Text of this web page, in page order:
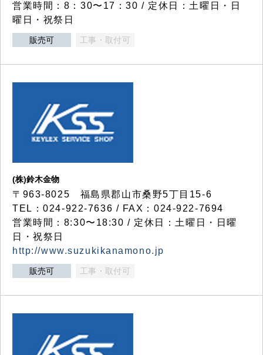
営業時間：8：30〜17：30 / 定休日：土曜日・日
曜日・祝祭日
販売可 工事・取付可
(株)鈴木金物
〒963-8025 福島県郡山市桑野5丁目15-6
TEL：024-922-7636 / FAX：024-922-7694
営業時間：8:30〜18:30 / 定休日：土曜日・日曜
日・祝祭日
http://www.suzukikanamono.jp
販売可 工事・取付可